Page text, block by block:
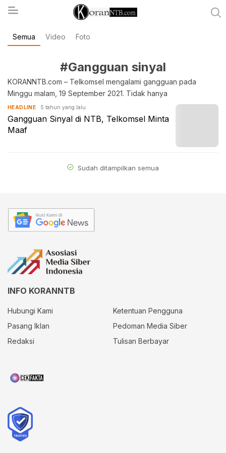
koranntb.com
Semua Video Foto
#Gangguan sinyal
KORANNTB.com – Telkomsel mengalami gangguan pada
Minggu malam, 19 September 2021. Tidak hanya
HEADLINE 5 tahun yang lalu
Gangguan Sinyal di NTB, Telkomsel Minta
Maaf
Sudah ditampilkan semua
INFO KORANNTB
Hubungi Kami
Ketentuan Pengguna
Pasang Iklan
Pedoman Media Siber
Redaksi
Tulisan Berbayar